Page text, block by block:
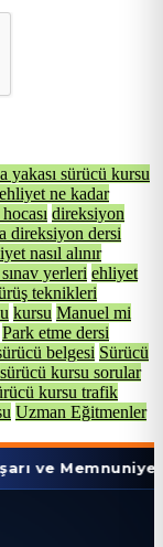
yakası sürücü kursu
ehliyet ne kadar
direksiyon
direksiyon dersi
nasıl alınır
yerleri ehliyet
teknikleri
kursu Manuel mi
Park etme dersi
belgesi Sürücü
sürücü kursu sorular
kursu trafik
Uzman Eğitmenler
Oranı